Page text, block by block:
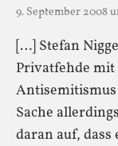
9. September 2008
[…] Stefan
Privatfehde
Sache
daran auf, dass